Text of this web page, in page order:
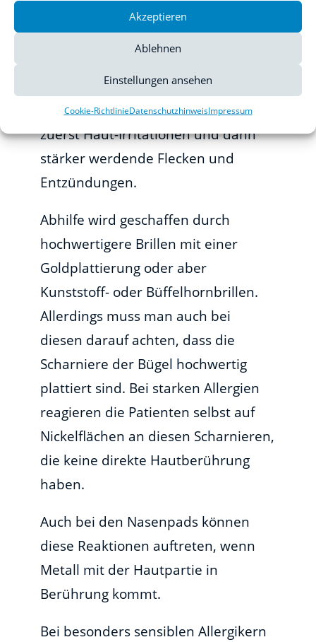
Akzeptieren
Ablehnen
Einstellungen ansehen
Cookie-RichtlinieDatenschutzhinweisImpressum
vor. Bei nicht korrekt angepassten
Brillenbügeln beispielsweise
Kontakt zwischen dem Rohmaterial
und der Haut. Das Ergebnis sind
zuerst Haut-Irritationen und dann
stärker werdende Flecken und
Entzündungen.
Abhilfe wird geschaffen durch
hochwertigere Brillen mit einer
Goldplattierung oder aber
Kunststoff- oder Büffelhornbrillen.
Allerdings muss man auch bei
diesen darauf achten, dass die
Scharniere der Bügel hochwertig
plattiert sind. Bei starken Allergien
reagieren die Patienten selbst auf
Nickelflächen an diesen Scharnieren,
die keine direkte Hautberührung
haben.
Auch bei den Nasenpads können
diese Reaktionen auftreten, wenn
Metall mit der Hautpartie in
Berührung kommt.
Bei besonders sensiblen Allergikern